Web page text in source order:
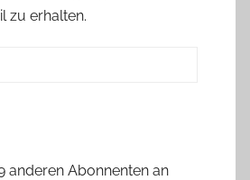
zu erhalten.
anderen Abonnenten an